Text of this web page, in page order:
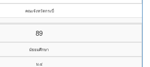
คณะจังหวัดกระบี่
89
มัธยมศึกษา
ม.๔